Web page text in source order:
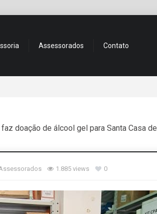
Assessorados Contato
doação de álcool gel para Santa Casa de
1.885 views 0